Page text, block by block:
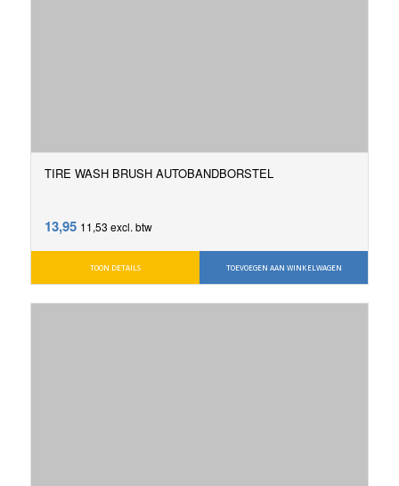
TIRE WASH BRUSH AUTOBANDBORSTEL
13,95 11,53 excl. btw
TOEVOEGEN AAN WINKELWAGEN
TOON DETAILS